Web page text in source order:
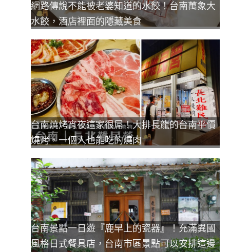
網路傳說不能被老婆知道的水餃！台南萬象大
水餃，酒店裡面的隱藏美食
台南燒烤宵夜這家很屌！大排長龍的台南平價
燒烤，一個人也能吃的燒肉
台南景點一日遊『鹿早上的瓷器』！充滿異國
風格日式餐具店，台南市區景點可以安排這邊